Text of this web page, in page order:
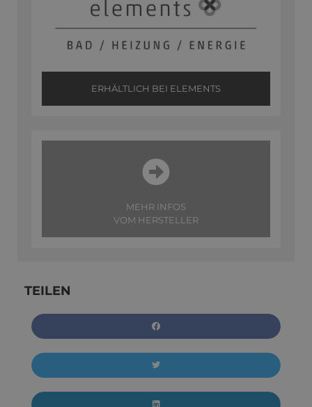
ERHÄLTLICH BEI ELEMENTS
MEHR INFOS
VOM HERSTELLER
TEILEN